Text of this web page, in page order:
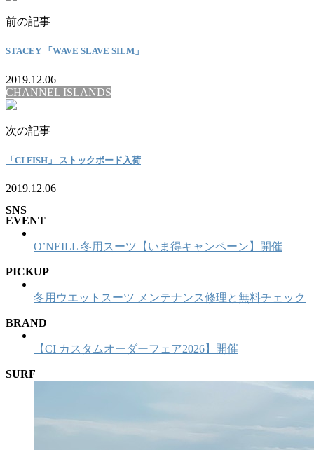
前の記事
STACEY 「WAVE SLAVE SILM」
2019.12.06
CHANNEL ISLANDS
次の記事
「CI FISH」 ストックボード入荷
2019.12.06
SNS
EVENT
O’NEILL 冬用スーツ【いま得キャンペーン】開催
PICKUP
冬用ウエットスーツ メンテナンス修理と無料チェック
BRAND
【CI カスタムオーダーフェア2026】開催
SURF